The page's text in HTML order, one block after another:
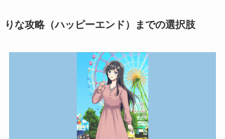
りな攻略（ハッピーエンド）までの選択肢